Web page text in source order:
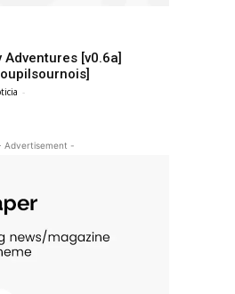
Adventures [v0.6a]
-
Advertisement -